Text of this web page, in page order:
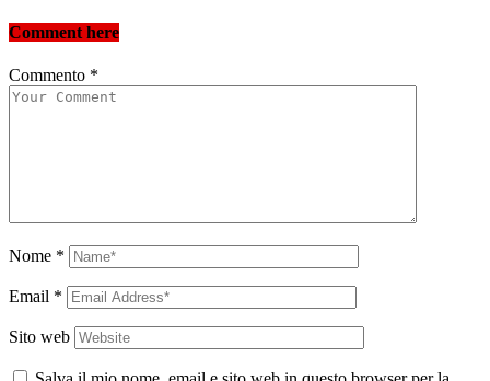
Comment here
Commento *
Nome *
Email *
Sito web